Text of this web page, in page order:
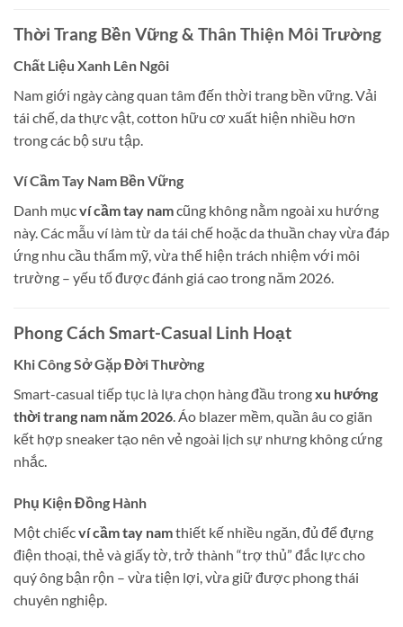
Thời Trang Bền Vững & Thân Thiện Môi Trường
Chất Liệu Xanh Lên Ngôi
Nam giới ngày càng quan tâm đến thời trang bền vững. Vải
tái chế, da thực vật, cotton hữu cơ xuất hiện nhiều hơn
trong các bộ sưu tập.
Ví Cầm Tay Nam Bền Vững
Danh mụcví cầm tay namcũng không nằm ngoài xu hướng
này. Các mẫu ví làm từ da tái chế hoặc da thuần chay vừa đáp
ứng nhu cầu thẩm mỹ, vừa thể hiện trách nhiệm với môi
trường – yếu tố được đánh giá cao trong năm 2026.
Phong Cách Smart-Casual Linh Hoạt
Khi Công Sở Gặp Đời Thường
Smart-casual tiếp tục là lựa chọn hàng đầu trongxu hướng
thời trang nam năm 2026 . Áo blazer mềm, quần âu co giãn
kết hợp sneaker tạo nên vẻ ngoài lịch sự nhưng không cứng
nhắc.
Phụ Kiện Đồng Hành
Một chiếcví cầm tay namthiết kế nhiều ngăn, đủ để đựng
điện thoại, thẻ và giấy tờ, trở thành “trợ thủ” đắc lực cho
quý ông bận rộn – vừa tiện lợi, vừa giữ được phong thái
chuyên nghiệp.